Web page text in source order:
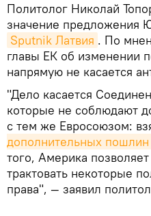
Политолог Николай
значение предложения
Sputnik Латвия . По
главы ЕК об изменении
напрямую не касается
"Дело касается
которые не соблюдают
с тем же Евросоюзом:
дополнительных пошлин
того, Америка
трактовать некоторые
права", — заявил